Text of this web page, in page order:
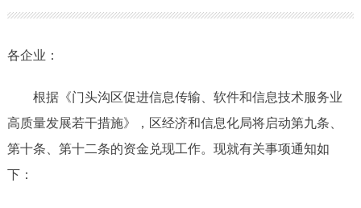
各企业：
根据《门头沟区促进信息传输、软件和信息技术服务业
高质量发展若干措施》，区经济和信息化局将启动第九条、
第十条、第十二条的资金兑现工作。现就有关事项通知如
下：